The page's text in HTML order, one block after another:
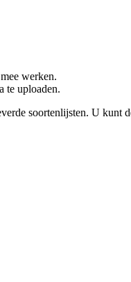
werken.
te uploaden.
soortenlijsten. U kunt